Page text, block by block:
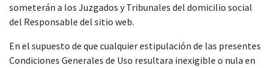
someterán a los Juzgados y Tribunales del domicilio social
del Responsable del sitio web.
En el supuesto de que cualquier estipulación de las presentes
Condiciones Generales de Uso resultara inexigible o nula en